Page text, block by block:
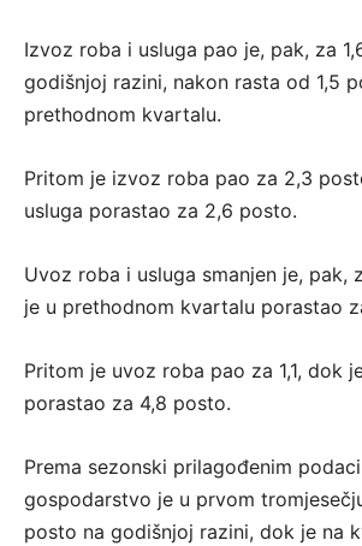
Izvoz roba i usluga pao je, pak, za
godišnjoj razini, nakon rasta od 1,5
prethodnom kvartalu.
Pritom je izvoz roba pao za 2,3
usluga porastao za 2,6 posto.
Uvoz roba i usluga smanjen je, pak,
je u prethodnom kvartalu porastao
Pritom je uvoz roba pao za 1,1, dok
porastao za 4,8 posto.
Prema sezonski prilagođenim
gospodarstvo je u prvom
posto na godišnjoj razini, dok je na